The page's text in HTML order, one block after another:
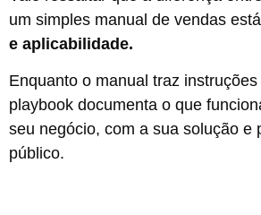
um simples manual de vendas
e aplicabilidade.
Enquanto o manual traz
playbook documenta o que
seu negócio, com a sua solução e
público.